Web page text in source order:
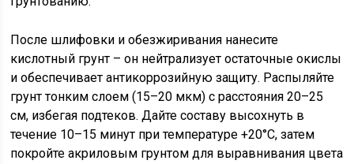
После шлифовки и обезжиривания нанесите
кислотный грунт – он нейтрализует остаточные окислы
и обеспечивает антикоррозийную защиту. Распыляйте
грунт тонким слоем (15–20 мкм) с расстояния 20–25
см, избегая подтеков. Дайте составу высохнуть в
течение 10–15 минут при температуре +20°C, затем
покройте акриловым грунтом для выравнивания цвета